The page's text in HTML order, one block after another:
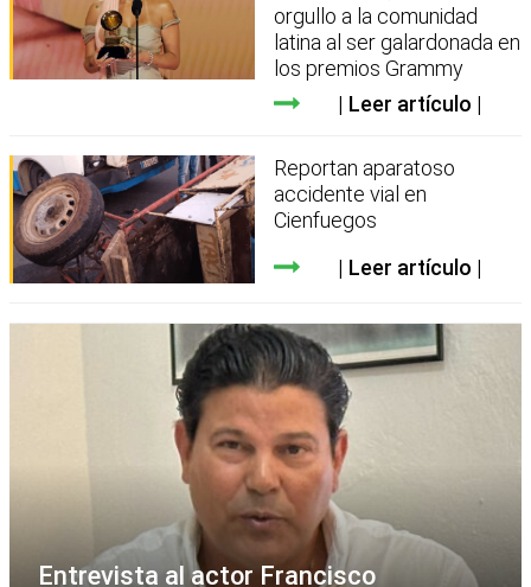
orgullo a la comunidad
latina al ser galardonada en
los premios Grammy
Leer artículo
Reportan aparatoso
accidente vial en
Cienfuegos
Leer artículo
Entrevista al actor Francisco